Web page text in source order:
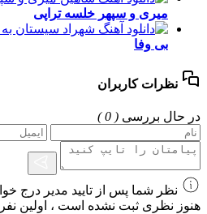
میری و سپهر خلسه تراپی
بی وفا
نظرات کاربران
در حال بررسی ( 0 )
نظر شما پس از تایید مدیر درج
هنوز نظری ثبت نشده است ، اولین